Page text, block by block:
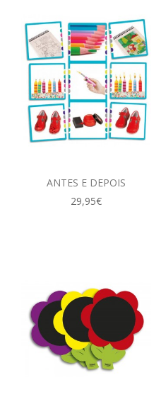
ANTES E DEPOIS
29,95€